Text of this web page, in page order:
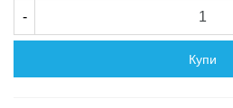
-
Купи